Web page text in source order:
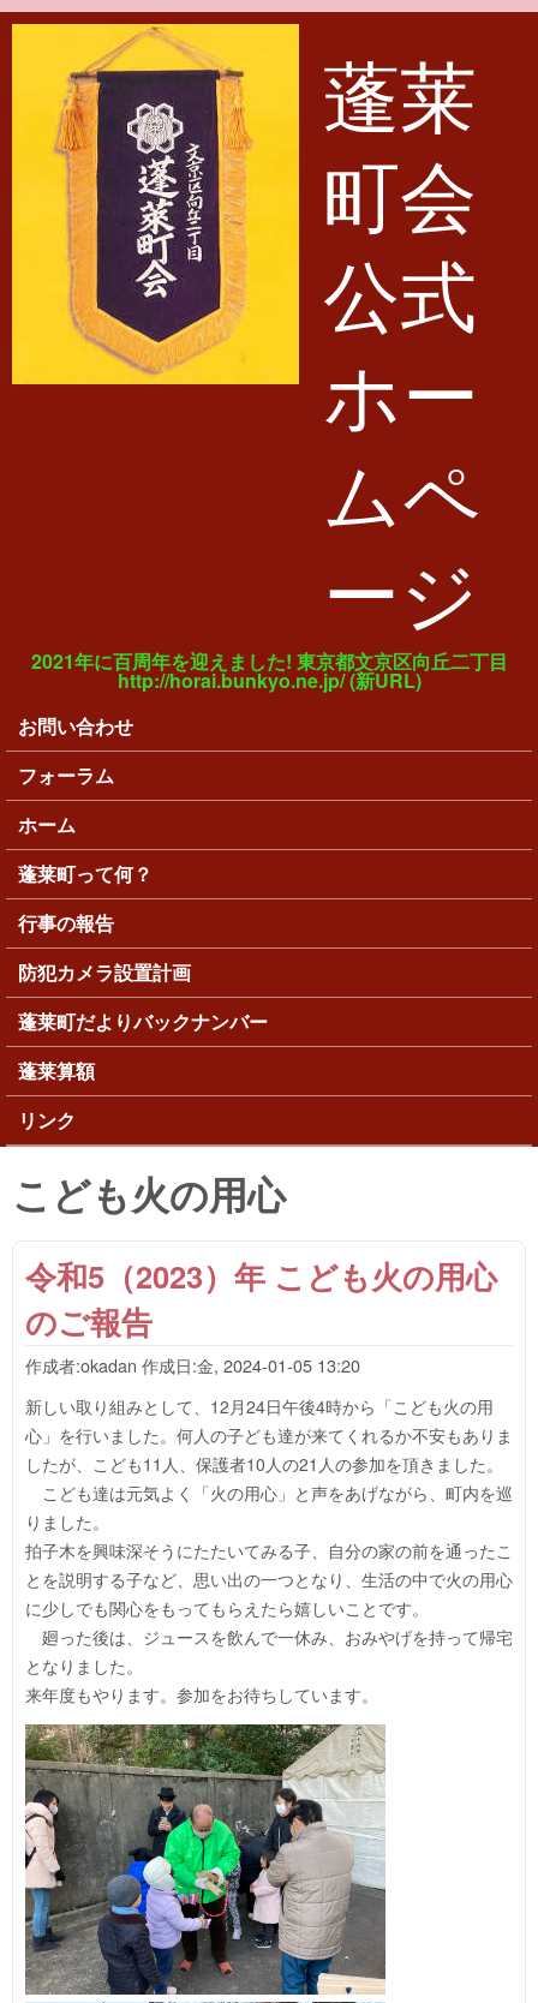
メインコンテンツに移動
蓬莱
町会
公式
ホー
ムペ
ージ
2021年に百周年を迎えました! 東京都文京区向丘二丁目
http://horai.bunkyo.ne.jp/ (新URL)
メインメニュー
お問い合わせ
フォーラム
ホーム
蓬莱町って何？
行事の報告
防犯カメラ設置計画
蓬莱町だよりバックナンバー
蓬莱算額
リンク
こども火の用心
令和5（2023）年 こども火の用心
のご報告
作成者:okadan 作成日:金, 2024-01-05 13:20
新しい取り組みとして、12月24日午後4時から「こども火の用
心」を行いました。何人の子ども達が来てくれるか不安もありま
したが、こども11人、保護者10人の21人の参加を頂きました。
こども達は元気よく「火の用心」と声をあげながら、町内を巡
りました。
拍子木を興味深そうにたたいてみる子、自分の家の前を通ったこ
とを説明する子など、思い出の一つとなり、生活の中で火の用心
に少しでも関心をもってもらえたら嬉しいことです。
廻った後は、ジュースを飲んで一休み、おみやげを持って帰宅
となりました。
来年度もやります。参加をお待ちしています。